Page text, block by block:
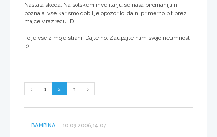
Nastala skoda: Na solskem inventarju se nasa piromanija ni
poznala, vse kar smo dobil je opozorilo, da ni primerno bit brez
majce v razredu :D
To je vse z moje strani. Dajte no. Zaupajte nam svojo neumnost
;)
1 2 3
BAMBINA 10.09.2006, 14:07